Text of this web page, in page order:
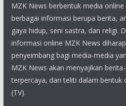
MZK News berbentuk media
berbagai informasi berupa berita,
gaya hidup, seni sastra, dan religi.
informasi online MZK News
penyeimbang bagi media-media
MZK News akan menyajikan
terpercaya, dan teliti dalam bentuk
(TV).